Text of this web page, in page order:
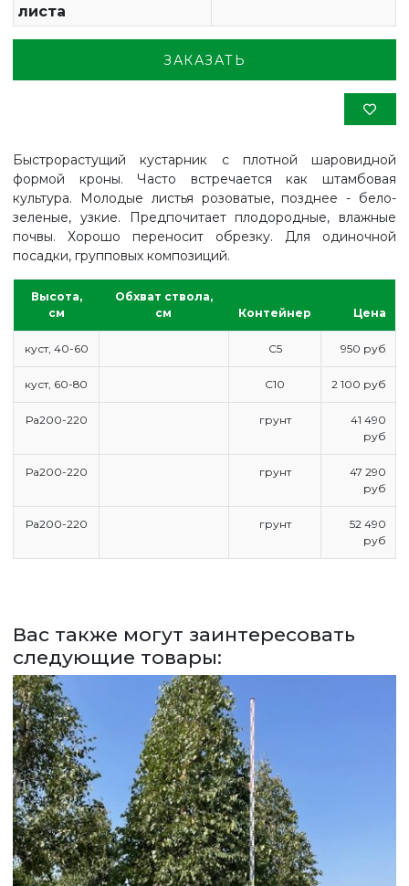
ПРАЙС
СДЕЛАТЬ ЗАКАЗ
ВЕРНУТСЯ НА ГЛАВНЫЙ САЙТ
листа
ЗАКАЗАТЬ
Быстрорастущий кустарник с плотной шаровидной
формой кроны. Часто встречается как штамбовая
культура. Молодые листья розоватые, позднее - бело-
зеленые, узкие. Предпочитает плодородные, влажные
почвы. Хорошо переносит обрезку. Для одиночной
посадки, групповых композиций.
Высота,
см
Обхват ствола,
см
Контейнер Цена
куст, 40-60 С5 950 руб
куст, 60-80 С10 2 100 руб
Ра200-220 грунт
41 490
руб
Ра200-220 грунт
47 290
руб
Ра200-220 грунт
52 490
руб
Вас также могут заинтересовать
следующие товары: